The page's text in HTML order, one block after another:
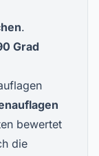
.
Grad
bewertet
die